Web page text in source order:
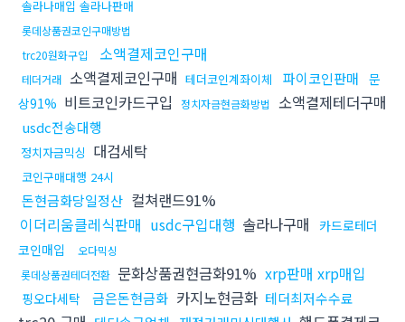
솔라나매입 솔라나판매
롯데상품권코인구매방법
trc20원화구입
소액결제코인구매
테더거래 소액결제코인구매 테더코인계좌이체 파이코인판매 문
상91% 비트코인카드구입 정치자금현금화방법 소액결제테더구매
usdc전송대행
정치자금믹싱 대검세탁
코인구매대행 24시
돈현금화당일정산 컬쳐랜드91%
이더리움클레식판매 usdc구입대행 솔라나구매
카드로테더
코인매입
오다믹싱
롯데상품권테더전환 문화상품권현금화91% xrp판매 xrp매입
핑오다세탁 금은돈현금화 카지노현금화 테더최저수수료